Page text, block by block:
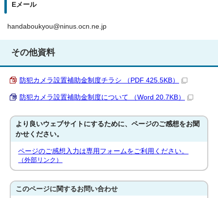
Eメール
handaboukyou@ninus.ocn.ne.jp
その他資料
防犯カメラ設置補助金制度チラシ （PDF 425.5KB）
防犯カメラ設置補助金制度について （Word 20.7KB）
より良いウェブサイトにするために、ページのご感想をお聞
かせください。
ページのご感想入力は専用フォームをご利用ください。
（外部リンク）
このページに関するお問い合わせ